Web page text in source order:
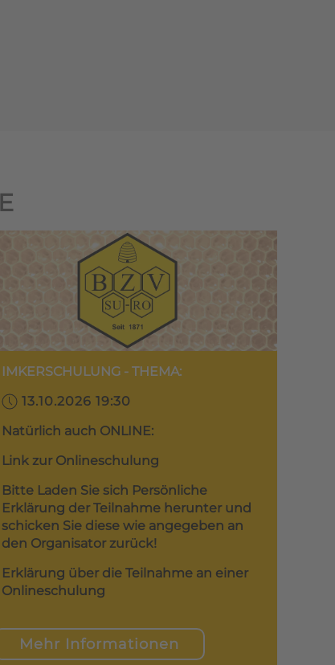
IMKERSCHULUNG - THEMA:
13.10.2026 19:30
Natürlich auch ONLINE:
Link zur Onlineschulung
Bitte Laden Sie sich Persönliche
Erklärung der Teilnahme herunter und
schicken Sie diese wie angegeben an
den Organisator zurück!
Erklärung über die Teilnahme an einer
Onlineschulung
Mehr Informationen